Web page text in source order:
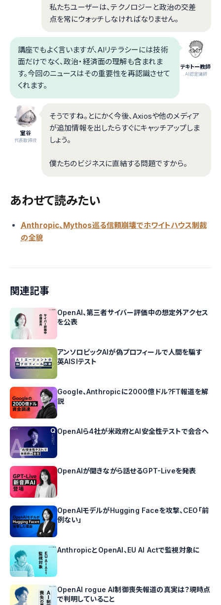
私たちユーザーは、テクノロジーと政治の交差
点を常にウォッチしなければなりません。
テキトー教師
.AI認定講師
講座でもよく言いますが、AIリテラシーには技術
面だけでなく、政治・経済面の理解も含まれま
す。今回のニュースはその重要性を再認識させて
くれます。
室谷
代表取締役
そうですね。とにかく今後、Axiosや他のメディア
が追加情報を出したらすぐにキャッチアップしま
しょう。
僕たちのビジネスに直結する問題ですから。
あわせて読みたい
Anthropic、Mythos巡る信頼崩壊でホワイトハウス制裁
の全貌
関連記事
OpenAI、第三者サイバー評価中の想定外アクセス
を公表
アンソロピックAIが偽プロフィールで人間を騙す
英AISIテスト
Google、Anthropicに2000億ドル?FT報道を解
説
OpenAIら4社が米政府とAI安全性テストで会合へ
OpenAIが聞きながら話せるGPT-Liveを発表
OpenAIモデルがHugging Faceを攻撃、CEO「前
例ない」
AnthropicとOpenAI、EU AI Actで監視対象に
OpenAI rogue AI制御喪失報道の真実は？現時点
で判明していること